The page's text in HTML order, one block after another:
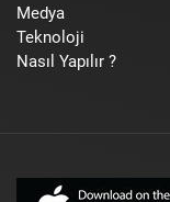
Medya
Teknoloji
Nasıl Yapılır ?